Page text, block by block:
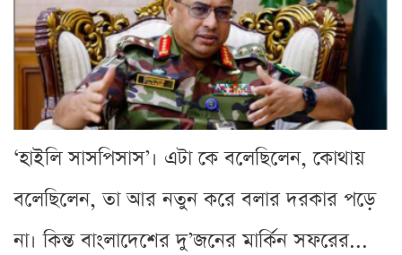
‘হাইলি সাসপিসাস’। এটা কে বলেছিলেন, কোথায়
বলেছিলেন, তা আর নতুন করে বলার দরকার পড়ে
না। কিন্ত বাংলাদেশের দু’জনের মার্কিন সফরের...